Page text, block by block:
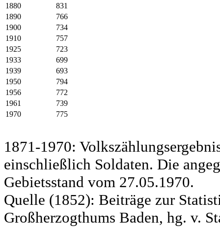
1880
831
1890
766
1900
734
1910
757
1925
723
1933
699
1939
693
1950
794
1956
772
1961
739
1970
775
1871-1970:
einschließlich Soldaten. Die
Gebietsstand vom 27.05.1970.
Quelle (1852): Beiträge zur
Großherzogthums Baden, hg. v.